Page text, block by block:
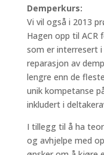
Demperkurs:
Vi vil også i 2013
Hagen opp til ACR
som er interresert
reparasjon av
lengre enn de
unik kompetanse
inkludert i
I tillegg til å ha
og avhjelpe med